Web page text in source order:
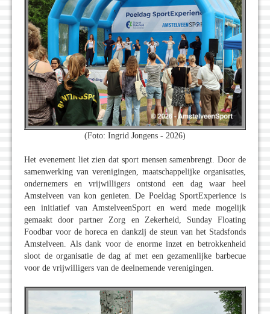
(Foto: Ingrid Jongens - 2026)
Het evenement liet zien dat sport mensen samenbrengt. Door de
samenwerking van verenigingen, maatschappelijke organisaties,
ondernemers en vrijwilligers ontstond een dag waar heel
Amstelveen van kon genieten. De Poeldag SportExperience is
een initiatief van AmstelveenSport en werd mede mogelijk
gemaakt door partner Zorg en Zekerheid, Sunday Floating
Foodbar voor de horeca en dankzij de steun van het Stadsfonds
Amstelveen. Als dank voor de enorme inzet en betrokkenheid
sloot de organisatie de dag af met een gezamenlijke barbecue
voor de vrijwilligers van de deelnemende verenigingen.